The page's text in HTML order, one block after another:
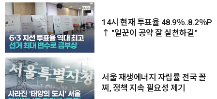
14시 현재 투표율 48.9％..8.2％P
↑ "일꾼이 공약 잘 실천하길"
서울 재생에너지 자립률 전국 꼴
찌, 정책 지속 필요성 제기